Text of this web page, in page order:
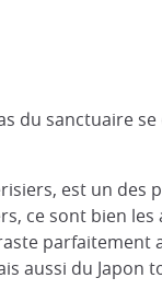
du sanctuaire
est un des
ce sont bien les
parfaitement
aussi du Japon